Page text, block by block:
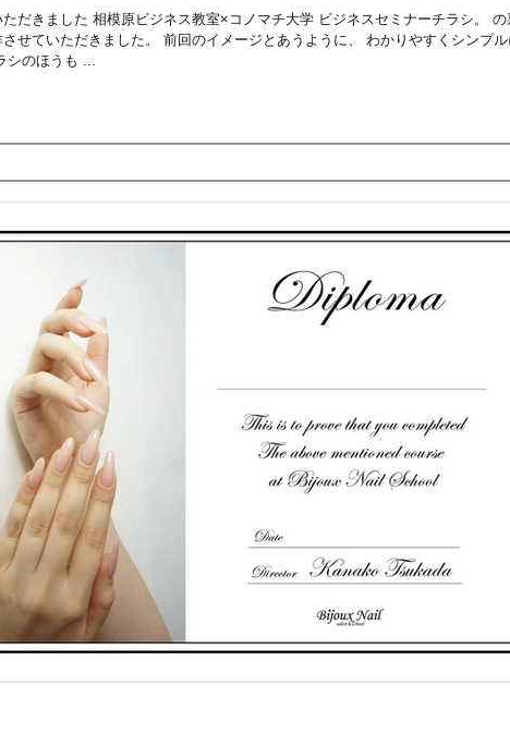
きました 相模原ビジネス教室×コノマチ大学 ビジネスセミナーチラシ。 の裏面（or別途使
イメージとあうように、 わかりやすくシンプルに。 を心がけ
ラシのほうも ...